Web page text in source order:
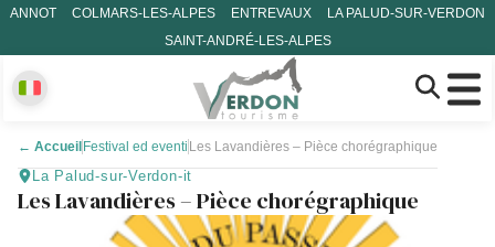
ANNOT COLMARS-LES-ALPES ENTREVAUX
LA PALUD-SUR-VERDON
SAINT-ANDRÉ-LES-ALPES
← Accueil Festival ed eventi Les Lavandières – Pièce chorégraphique
La Palud-sur-Verdon-it
Les Lavandières – Pièce chorégraphique